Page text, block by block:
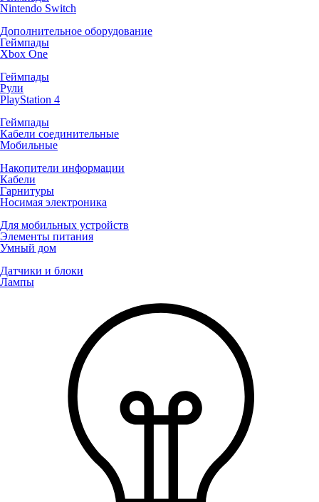
Nintendo Switch
Дополнительное оборудование
Геймпады
Xbox One
Геймпады
Рули
PlayStation 4
Геймпады
Кабели соединительные
Мобильные
Накопители информации
Кабели
Гарнитуры
Носимая электроника
Для мобильных устройств
Элементы питания
Умный дом
Датчики и блоки
Лампы